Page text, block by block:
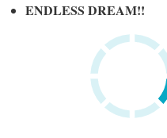
ENDLESS DREAM!!